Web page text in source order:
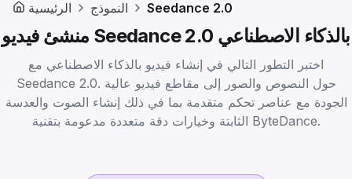
الرئيسية النموذج Seedance 2.0
منشئ فيديو Seedance 2.0 بالذكاء الاصطناعي
اختبر التطور التالي في إنشاء فيديو بالذكاء الاصطناعي مع
Seedance 2.0. حول النصوص والصور إلى مقاطع فيديو عالية
الجودة مع عناصر تحكم متقدمة بما في ذلك إنشاء الصوت والعدسة
الثابتة وخيارات دقة متعددة مدعومة بتقنية ByteDance.